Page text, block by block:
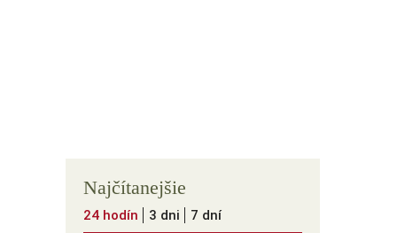
Najčítanejšie
24 hodín 3 dni 7 dní